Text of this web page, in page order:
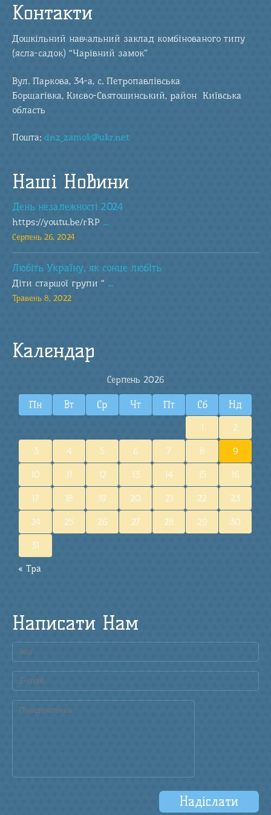
Контакти
Дошкільний навчальний заклад комбінованого типу
(ясла-садок) “Чарівний замок”
Вул. Паркова, 34-а, с. Петропавлівська
Борщагівка, Києво-Святошинський, район Київська
область
Пошта:dnz_zamok@ukr.net
Наші Новини
День незалежності 2024
https://youtu.be/rRP ...
Серпень 26, 2024
Любіть Україну, як сонце любіть
Діти старшої групи “ ...
Травень 8, 2022
Календар
Серпень 2026
Пн Вт Ср Чт Пт Сб Нд
« Тра
1 2
3 4 5 6 7 8 9
10 11 12 13 14 15 16
17 18 19 20 21 22 23
24 25 26 27 28 29 30
31
Написати Нам